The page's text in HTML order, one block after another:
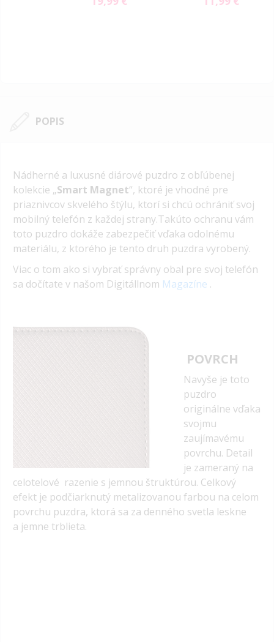
POPIS
Nádherné a luxusné diárové puzdro z obľúbenej
kolekcie „Smart Magnet“, ktoré je vhodné pre
priaznivcov skvelého štýlu, ktorí si chcú ochrániť svoj
mobilný telefón z každej strany.Takúto ochranu vám
toto puzdro dokáže zabezpečiť vďaka odolnému
materiálu, z ktorého je tento druh puzdra vyrobený.
Viac o tom ako si vybrať správny obal pre svoj telefón
sa dočítate v našom Digitállnom Magazíne .
POVRCH
Navyše je toto
puzdro
originálne vďaka
svojmu
zaujímavému
povrchu. Detail
je zameraný na
celotelové razenie s jemnou štruktúrou. Celkový
efekt je podčiarknutý metalizovanou farbou na celom
povrchu puzdra, ktorá sa za denného svetla leskne
a jemne trblieta.